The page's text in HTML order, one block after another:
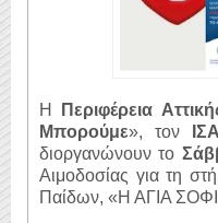
Η Περιφέρεια
Μπορούμε», τον ΙΣΑ
διοργανώνουν το
Αιμοδοσίας για τη
Παίδων, «Η ΑΓΙΑ